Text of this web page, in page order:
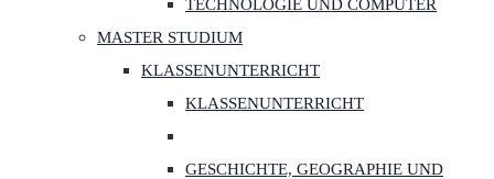
TECHNOLOGIE UND COMPUTER
MASTER STUDIUM
KLASSENUNTERRICHT
KLASSENUNTERRICHT
GESCHICHTE, GEOGRAPHIE UND